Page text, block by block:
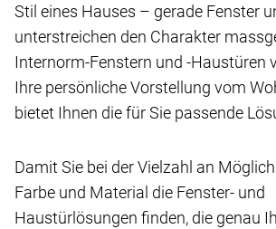
Stil eines Hauses – gerade Fenster
unterstreichen den Charakter
Internorm-Fenstern und -Haustüren
Ihre persönliche Vorstellung vom
bietet Ihnen die für Sie passende
Damit Sie bei der Vielzahl an
Farbe und Material die Fenster- und
Haustürlösungen finden, die genau